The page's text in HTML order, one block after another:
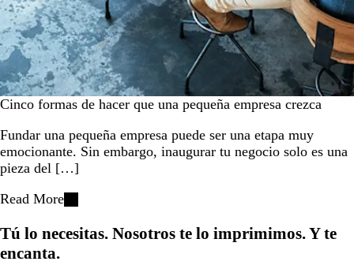
Cinco formas de hacer que una pequeña empresa crezca
Fundar una pequeña empresa puede ser una etapa muy
emocionante. Sin embargo, inaugurar tu negocio solo es una
pieza del […]
Read More
Tú lo necesitas. Nosotros te lo imprimimos. Y te
encanta.